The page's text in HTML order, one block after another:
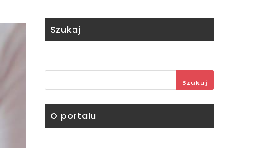
Szukaj
Szukaj
O portalu